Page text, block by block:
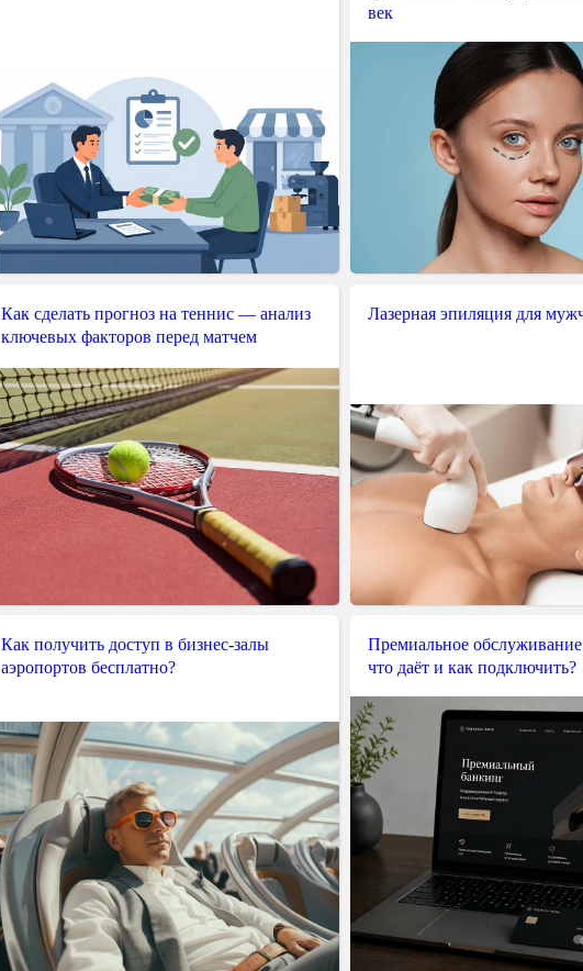
век
Как сделать прогноз на теннис — анализ
ключевых факторов перед матчем
Лазерная эпиляция для
Как получить доступ в бизнес-залы
аэропортов бесплатно?
Премиальное
что даёт и как подключить?